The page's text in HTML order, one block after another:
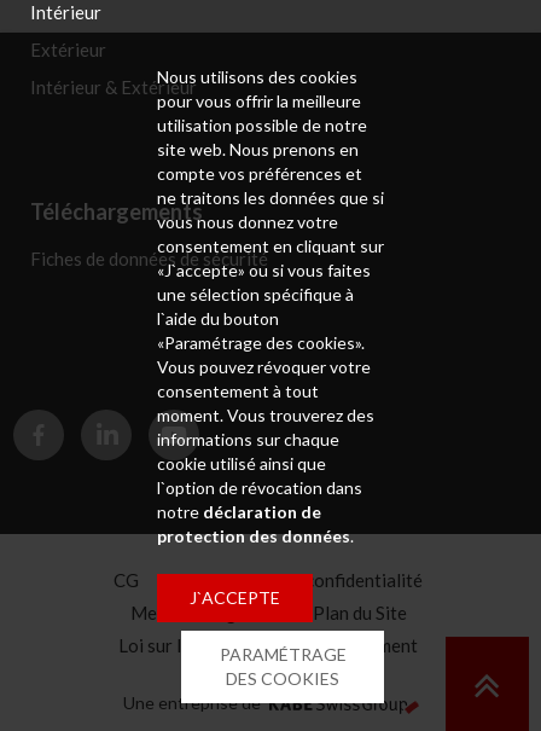
Intérieur
Extérieur
Intérieur & Extérieur
Téléchargements
Fiches de données de sécurité
CG
Déclaration de confidentialité
Mentions légales
Plan du Site
Loi sur la chaîne d'approvisionnement
Caisse de pension
Une entreprise de
Nous utilisons des cookies
pour vous offrir la meilleure
utilisation possible de notre
site web. Nous prenons en
compte vos préférences et
ne traitons les données que si
vous nous donnez votre
consentement en cliquant sur
«J`accepte» ou si vous faites
une sélection spécifique à
l`aide du bouton
«Paramétrage des cookies».
Vous pouvez révoquer votre
consentement à tout
moment. Vous trouverez des
informations sur chaque
cookie utilisé ainsi que
l`option de révocation dans
notre déclaration de
protection des données.
J`ACCEPTE
PARAMÉTRAGE
DES COOKIES